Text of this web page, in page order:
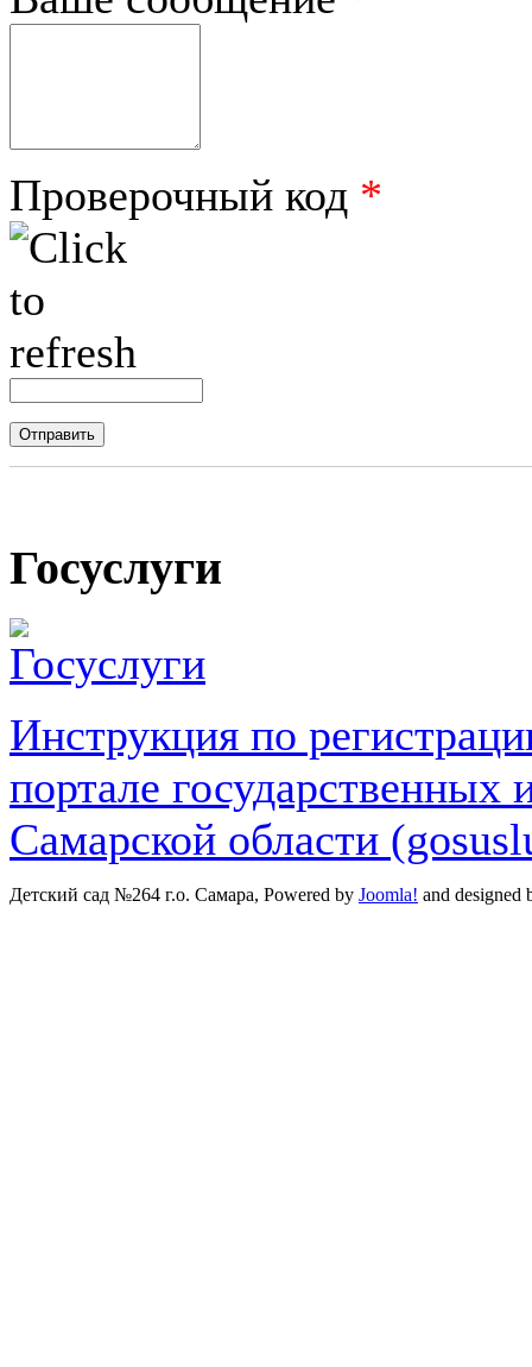
Проверочный код *
Госуслуги
Инструкция по
портале
Самарской области
Детский сад №264 г.о. Самара, Powered by Joomla! and designed